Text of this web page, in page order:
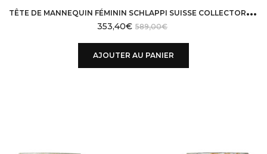
T
ÊTE DE MANNEQUIN FÉMININ SCHLAPPI SUISSE COLLECTOR RARE DES ANNÉES 60
589,00€
353,40€
AJOUTER AU PANIER